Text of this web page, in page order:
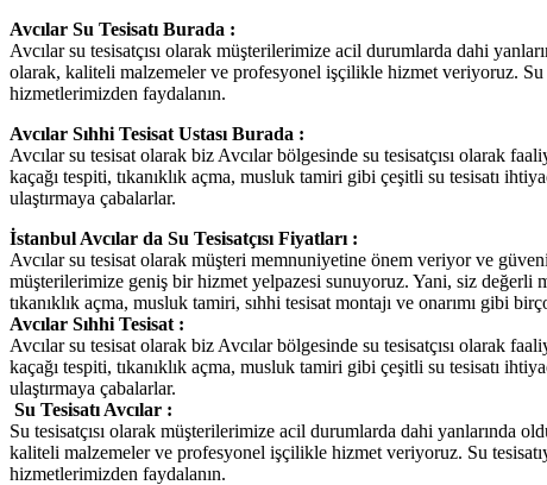
Avcılar Su Tesisatı Burada :
Avcılar su tesisatçısı olarak müşterilerimize acil durumlarda dahi
olarak, kaliteli malzemeler ve profesyonel işçilikle hizmet veriyoruz.
hizmetlerimizden faydalanın.
Avcılar Sıhhi Tesisat Ustası Burada :
Avcılar su tesisat olarak biz Avcılar bölgesinde su tesisatçısı olarak
kaçağı tespiti, tıkanıklık açma, musluk tamiri gibi çeşitli su tesisatı
ulaştırmaya çabalarlar.
İstanbul Avcılar da Su Tesisatçısı Fiyatları :
Avcılar su tesisat olarak müşteri memnuniyetine önem veriyor ve
müşterilerimize geniş bir hizmet yelpazesi sunuyoruz. Yani, siz değerli
tıkanıklık açma, musluk tamiri, sıhhi tesisat montajı ve onarımı gibi
Avcılar Sıhhi Tesisat :
Avcılar su tesisat olarak biz Avcılar bölgesinde su tesisatçısı olarak
kaçağı tespiti, tıkanıklık açma, musluk tamiri gibi çeşitli su tesisatı
ulaştırmaya çabalarlar.
Su Tesisatı Avcılar :
Su tesisatçısı olarak müşterilerimize acil durumlarda dahi yanlarında
kaliteli malzemeler ve profesyonel işçilikle hizmet veriyoruz. Su
hizmetlerimizden faydalanın.